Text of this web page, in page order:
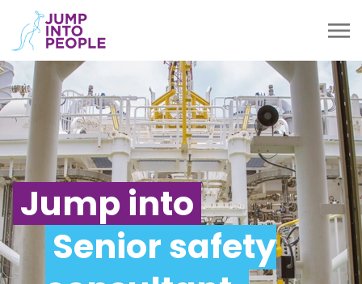
Jump into
Senior safety